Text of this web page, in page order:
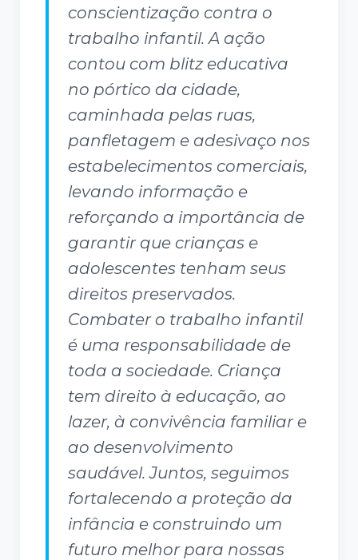
conscientização contra o
trabalho infantil. A ação
contou com blitz educativa
no pórtico da cidade,
caminhada pelas ruas,
panfletagem e adesivaço nos
estabelecimentos comerciais,
levando informação e
reforçando a importância de
garantir que crianças e
adolescentes tenham seus
direitos preservados.
Combater o trabalho infantil
é uma responsabilidade de
toda a sociedade. Criança
tem direito à educação, ao
lazer, à convivência familiar e
ao desenvolvimento
saudável. Juntos, seguimos
fortalecendo a proteção da
infância e construindo um
futuro melhor para nossas